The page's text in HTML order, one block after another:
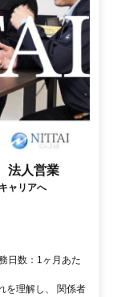
法人営業
ャリアへ
日数：1ヶ月あた
を理解し、 関係者